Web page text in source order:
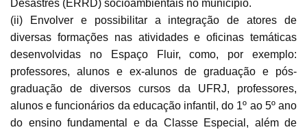
Desastres (ERRD) socioambientais no município.
(ii) Envolver e possibilitar a integração de atores de
diversas formações nas atividades e oficinas temáticas
desenvolvidas no Espaço Fluir, como, por exemplo:
professores, alunos e ex-alunos de graduação e pós-
graduação de diversos cursos da UFRJ, professores,
alunos e funcionários da educação infantil, do 1º ao 5º ano
do ensino fundamental e da Classe Especial, além de